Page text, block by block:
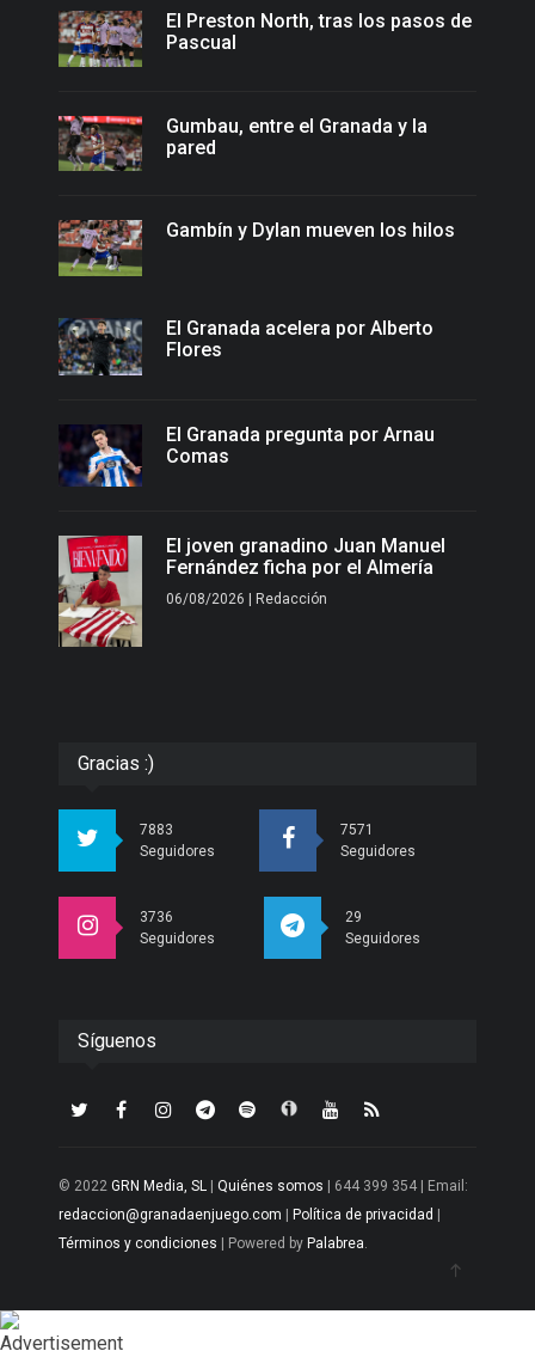
El Preston North, tras los pasos de
Pascual
Gumbau, entre el Granada y la
pared
Gambín y Dylan mueven los hilos
El Granada acelera por Alberto
Flores
El Granada pregunta por Arnau
Comas
El joven granadino Juan Manuel
Fernández ficha por el Almería
06/08/2026 | Redacción
Gracias :)
7883
Seguidores
7571
Seguidores
3736
Seguidores
29
Seguidores
Síguenos
© 2022 GRN Media, SL Quiénes somos | 644 399 354 | Email:
redaccion@granadaenjuego.com
Política de privacidad
Términos y condiciones | Powered by Palabrea.